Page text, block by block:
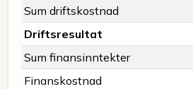
Sum driftskostnad
Driftsresultat
Sum finansinntekter
Finanskostnad